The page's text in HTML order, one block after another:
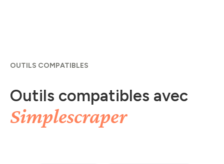
OUTILS COMPATIBLES
Outils compatibles avec
Simplescraper